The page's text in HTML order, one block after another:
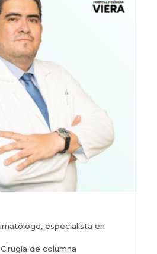
especialista en
Cirugía de columna